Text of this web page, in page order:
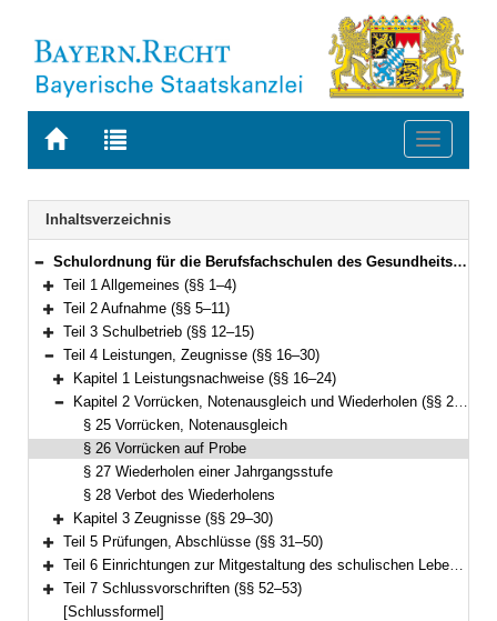
Zur
BAYERN.RECHT
Zur
letzten
Suche
Toggle
Navigation
Inhaltsverzeichnis
Bereich reduzieren
Schulordnung für die Berufsfachschulen des Gesundheitswesens (Berufsfachschulordnung Gesundheitswesen – BFSO Gesundheit) Vom 31. Mai 2022 (GVBl. S. 322) BayRS 2236-4-1-2-K (§§ 1–53)
Bereich erweitern
Teil 1 Allgemeines (§§ 1–4)
Bereich erweitern
Teil 2 Aufnahme (§§ 5–11)
Bereich erweitern
Teil 3 Schulbetrieb (§§ 12–15)
Bereich reduzieren
Teil 4 Leistungen, Zeugnisse (§§ 16–30)
Bereich erweitern
Kapitel 1 Leistungsnachweise (§§ 16–24)
Bereich reduzieren
Kapitel 2 Vorrücken, Notenausgleich und Wiederholen (§§ 25–28)
§ 25 Vorrücken, Notenausgleich
§ 26 Vorrücken auf Probe
§ 27 Wiederholen einer Jahrgangsstufe
§ 28 Verbot des Wiederholens
Bereich erweitern
Kapitel 3 Zeugnisse (§§ 29–30)
Bereich erweitern
Teil 5 Prüfungen, Abschlüsse (§§ 31–50)
Bereich erweitern
Teil 6 Einrichtungen zur Mitgestaltung des schulischen Lebens (§ 51)
Bereich erweitern
Teil 7 Schlussvorschriften (§§ 52–53)
[Schlussformel]